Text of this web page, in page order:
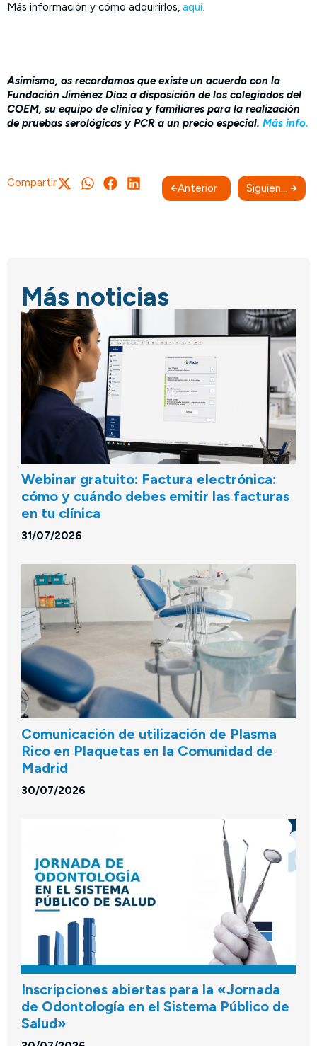
Más información y cómo adquirirlos, aquí.
Asimismo, os recordamos que existe un acuerdo con la
Fundación Jiménez Díaz a disposición de los colegiados del
COEM, su equipo de clínica y familiares para la realización
de pruebas serológicas y PCR a un precio especial. Más info.
Compartir Anterior Siguiente
Más noticias
Webinar gratuito: Factura electrónica:
cómo y cuándo debes emitir las facturas
en tu clínica
31/07/2026
Comunicación de utilización de Plasma
Rico en Plaquetas en la Comunidad de
Madrid
30/07/2026
Inscripciones abiertas para la «Jornada
de Odontología en el Sistema Público de
Salud»